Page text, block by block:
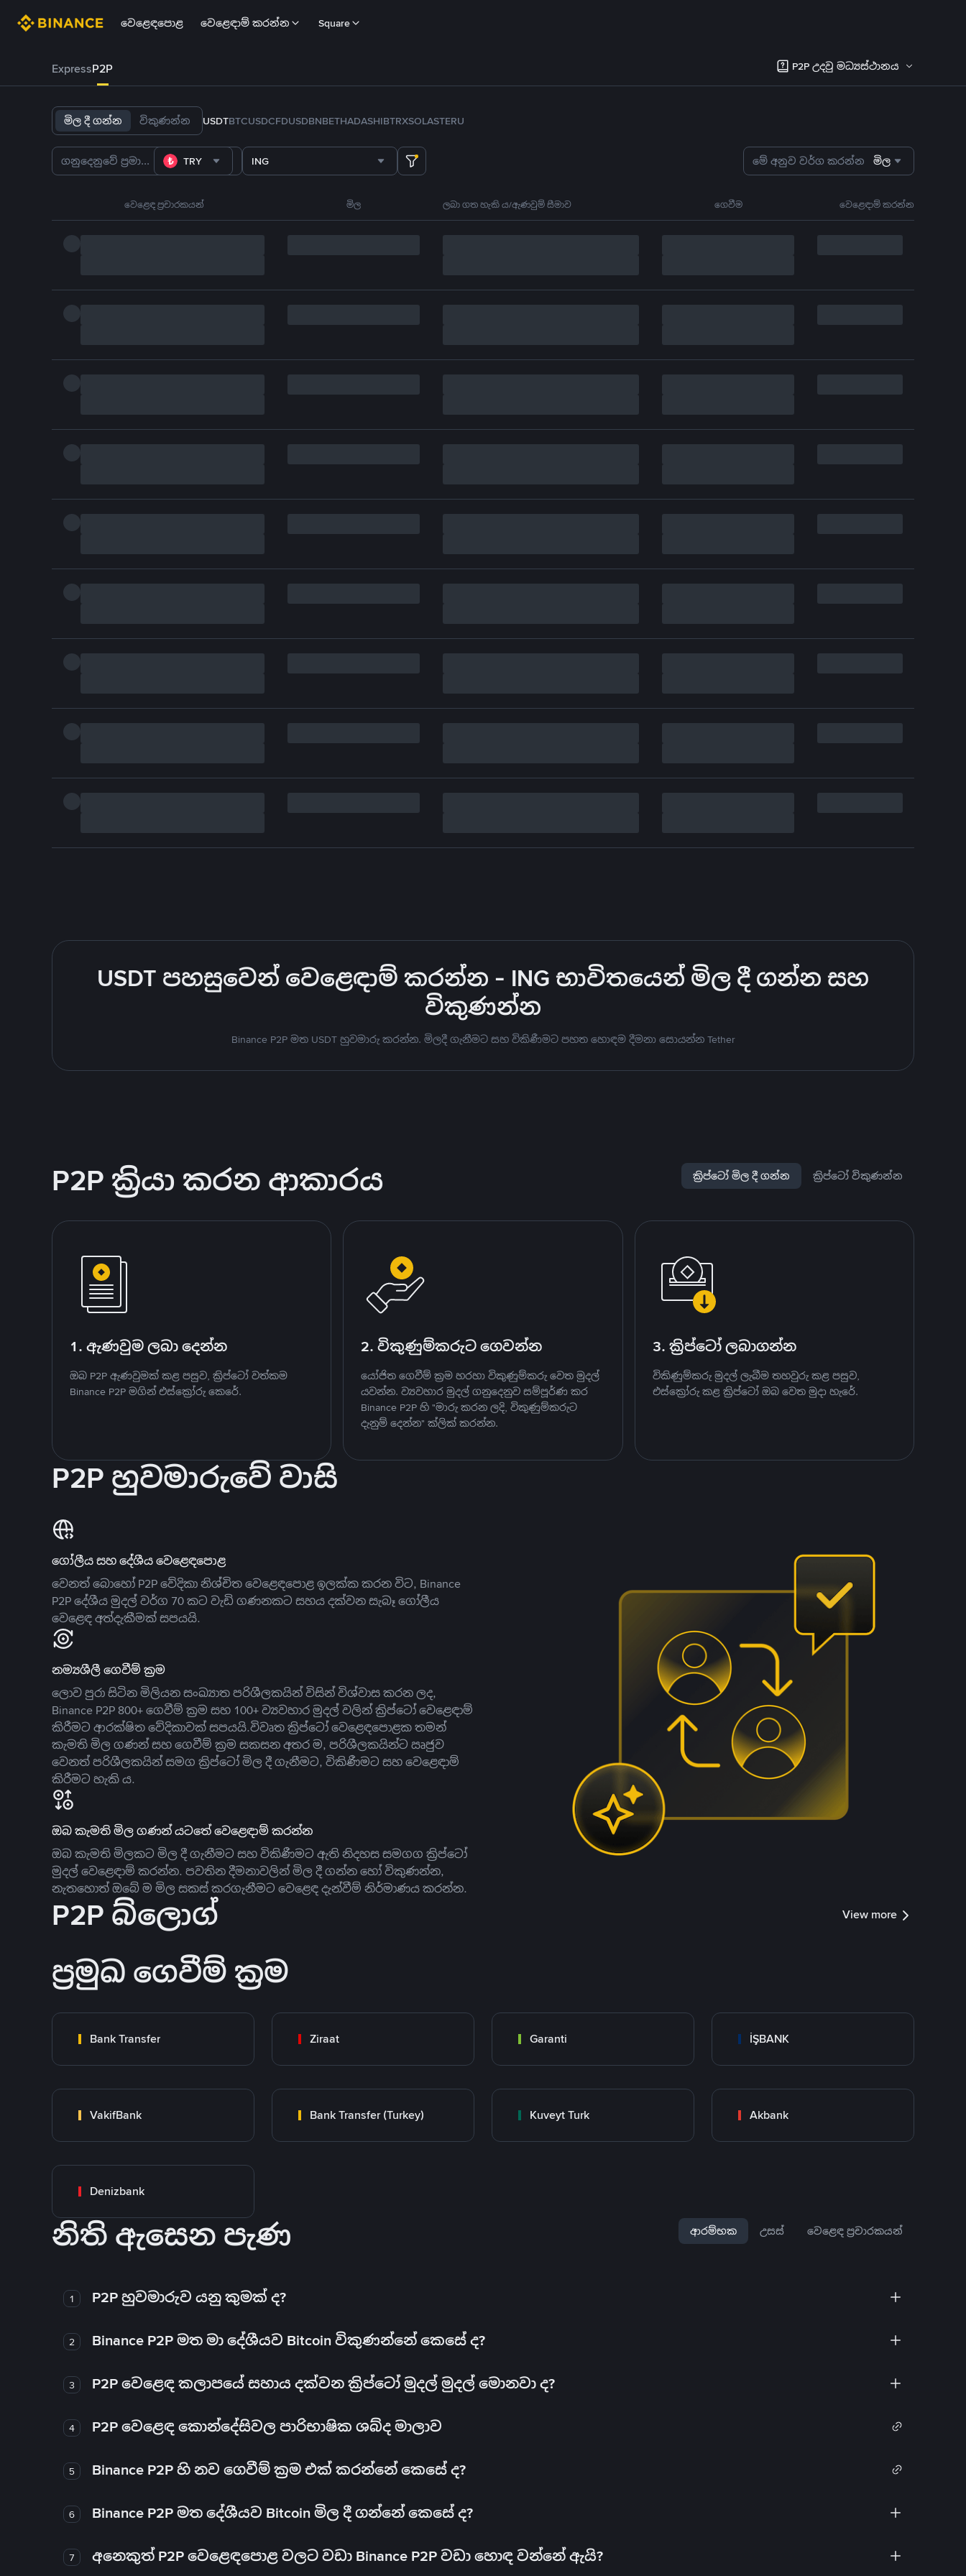
වෙළෙඳපොළ වෙළෙඳාම් කරන්න Square
ExpressP2P P2P උදවු මධ්‍යස්ථානය
මිල දී ගන්න විකුණන්න USDTBTCUSDCFDUSDBNBETHADASHIBTRXSOLASTERU
TRY ING මේ අනුව වර්ග කරන්න මිල
වෙළෙඳ ප්‍රචාරකයන් මිල ලබා ගත හැකි ය/ඇණවුම් සීමාව ගෙවීම වෙළෙඳාම් කරන්න
USDT පහසුවෙන් වෙළෙඳාම් කරන්න - ING භාවිතයෙන් මිල දී ගන්න සහ
විකුණන්න
Binance P2P මත USDT හුවමාරු කරන්න. මිලදී ගැනීමට සහ විකිණීමට පහත හොඳම දීමනා සොයන්න Tether
P2P ක්‍රියා කරන ආකාරය ක්‍රිප්ටෝ මිල දී ගන්න ක්‍රිප්ටෝ විකුණන්න
1. ඇණවුම ලබා දෙන්න
ඔබ P2P ඇණවුමක් කළ පසුව, ක්‍රිප්ටෝ වත්කම
Binance P2P මගින් එස්ක්‍රෝරු කෙරේ.
2. විකුණුම්කරුට ගෙවන්න
යෝජිත ගෙවීම් ක්‍රම හරහා විකුණුම්කරු වෙත මුදල්
යවන්න. ව්‍යවහාර මුදල් ගනුදෙනුව සම්පූර්ණ කර
Binance P2P හි "මාරු කරන ලදි, විකුණුම්කරුට
දැනුම් දෙන්න" ක්ලික් කරන්න.
3. ක්‍රිප්ටෝ ලබාගන්න
විකිණුම්කරු මුදල් ලැබීම තහවුරු කළ පසුව,
එස්ක්‍රෝරු කළ ක්‍රිප්ටෝ ඔබ වෙත මුදා හැරේ.
P2P හුවමාරුවේ වාසි
ගෝලීය සහ දේශීය වෙළෙඳපොළ
වෙනත් බොහෝ P2P වේදිකා නිශ්චිත වෙළෙඳපොළ ඉලක්ක කරන විට, Binance
P2P දේශීය මුදල් වර්ග 70 කට වැඩි ගණනකට සහය දක්වන සැබෑ ගෝලීය
වෙළෙඳ අත්දැකීමක් සපයයි.
නම්‍යශීලී ගෙවීම් ක්‍රම
ලොව පුරා සිටින මිලියන සංඛ්‍යාත පරිශීලකයින් විසින් විශ්වාස කරන ලද,
Binance P2P 800+ ගෙවීම් ක්‍රම සහ 100+ ව්‍යවහාර මුදල් වලින් ක්‍රිප්ටෝ වෙළෙඳාම්
කිරීමට ආරක්ෂිත වේදිකාවක් සපයයි.විවෘත ක්‍රිප්ටෝ වෙළෙඳපොළක තමන්
කැමති මිල ගණන් සහ ගෙවීම් ක්‍රම සකසන අතර ම, පරිශීලකයින්ට ඍජුව
වෙනත් පරිශීලකයින් සමග ක්‍රිප්ටෝ මිල දී ගැනීමට, විකිණීමට සහ වෙළෙඳාම්
කිරීමට හැකි ය.
ඔබ කැමති මිල ගණන් යටතේ වෙළෙඳාම් කරන්න
ඔබ කැමති මිලකට මිල දී ගැනීමට සහ විකිණීමට ඇති නිදහස සමගග ක්‍රිප්ටෝ
මුදල් වෙළෙඳාම් කරන්න. පවතින දීමනාවලින් මිල දී ගන්න හෝ විකුණන්න,
නැතහොත් ඔබේ ම මිල සකස් කරගැනීමට වෙළෙඳ දැන්වීම් නිර්මාණය කරන්න.
P2P බ්ලොග් View more
ප්‍රමුඛ ගෙවීම් ක්‍රම
Bank Transfer Ziraat Garanti İŞBANK
VakifBank Bank Transfer (Turkey) Kuveyt Turk Akbank
Denizbank
නිති ඇසෙන පැණ ආරම්භක උසස් වෙළෙඳ ප්‍රචාරකයන්
1 P2P හුවමාරුව යනු කුමක් ද?
2 Binance P2P මත මා දේශීයව Bitcoin විකුණන්නේ කෙසේ ද?
3 P2P වෙළෙඳ කලාපයේ සහාය දක්වන ක්‍රිප්ටෝ මුදල් මුදල් මොනවා ද?
4 P2P වෙළෙඳ කොන්දේසිවල පාරිභාෂික ශබ්ද මාලාව
5 Binance P2P හි නව ගෙවීම් ක්‍රම එක් කරන්නේ කෙසේ ද?
6 Binance P2P මත දේශීයව Bitcoin මිල දී ගන්නේ කෙසේ ද?
7 අනෙකුත් P2P වෙළෙඳපොළ වලට වඩා Binance P2P වඩා හොඳ වන්නේ ඇයි?